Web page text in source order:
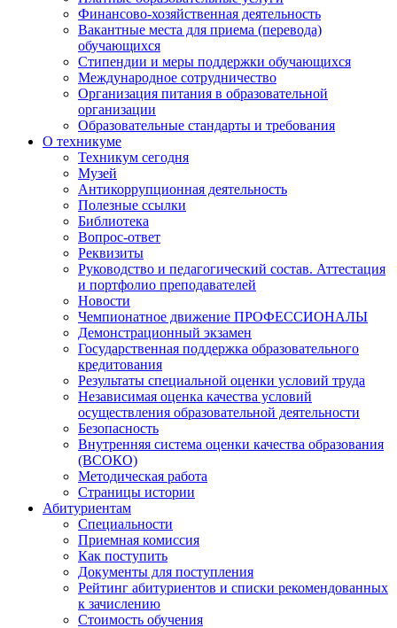
Финансово-хозяйственная деятельность
Вакантные места для приема (перевода)
обучающихся
Стипендии и меры поддержки обучающихся
Международное сотрудничество
Организация питания в образовательной
организации
Образовательные стандарты и требования
О техникуме
Техникум сегодня
Музей
Антикоррупционная деятельность
Полезные ссылки
Библиотека
Вопрос-ответ
Реквизиты
Руководство и педагогический состав. Аттестация
и портфолио преподавателей
Новости
Чемпионатное движение ПРОФЕССИОНАЛЫ
Демонстрационный экзамен
Государственная поддержка образовательного
кредитования
Результаты специальной оценки условий труда
Независимая оценка качества условий
осуществления образовательной деятельности
Безопасность
Внутренняя система оценки качества образования
(ВСОКО)
Методическая работа
Страницы истории
Абитуриентам
Специальности
Приемная комиссия
Как поступить
Документы для поступления
Рейтинг абитуриентов и списки рекомендованных
к зачислению
Стоимость обучения